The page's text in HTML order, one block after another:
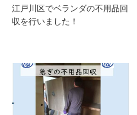
江戸川区でベランダの不用品回
収を行いました！